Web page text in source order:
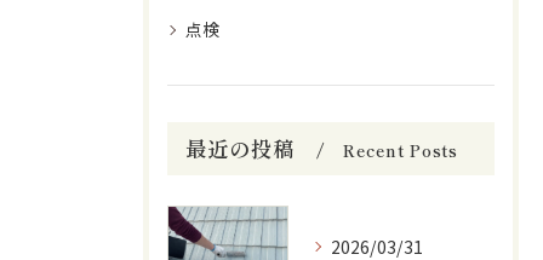
点検
最近の投稿 Recent Posts
2026/03/31